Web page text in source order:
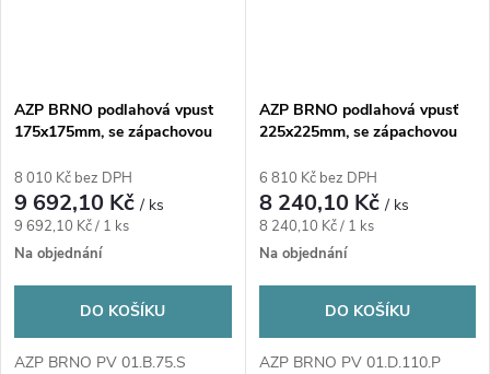
AZP BRNO podlahová vpust
175x175mm, se zápachovou
8 010 Kč bez DPH
9 692,10 Kč/ ks
Měrná
cena:
9 692,10 Kč / 1 ks
Na objednání
DO KOŠÍKU
AZP BRNO PV 01.B.75.S
AZP BRNO podlahová vpusť
225x225mm, se zápachovou
6 810 Kč bez DPH
8 240,10 Kč/ ks
Měrná
cena:
8 240,10 Kč / 1 ks
Na objednání
DO KOŠÍKU
AZP BRNO PV 01.D.110.P